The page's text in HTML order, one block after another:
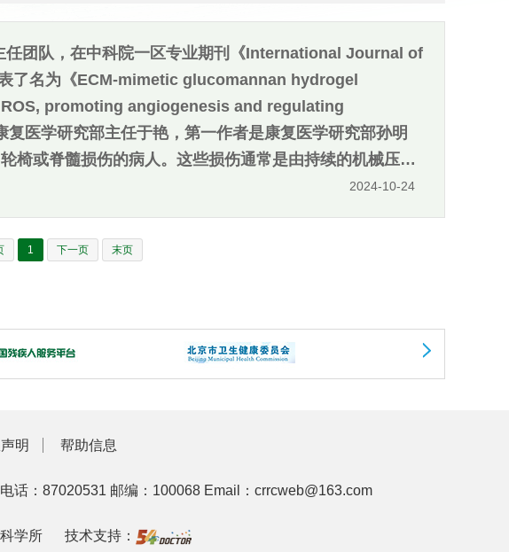
任团队，在中科院一区专业期刊《International Journal of
了名为《ECM-mimetic glucomannan hydrogel
promoting angiogenesis and regulating
医学研究部主任于艳，第一作者是康复医学研究部孙明
椅或脊髓损伤的病人。这些损伤通常是由持续的机械压力
致组织损伤和坏死。在全球范围内，有23 %至30 %的住院
达到这些预期效果的治疗药物非常有限。因此，迫切需要
糖肽水凝胶作为一种多功能敷料，加速压疮伤口愈合的示
、多孔结构、可调节的力学性能和显著的自我修复能
iii）具有优异的抗氧化性能，有效消除ROS，防止细胞损
j.ijbiomac.2024.135776
2024-10-24
1 下一页 末页
明 帮助信息
电话：87020531 邮编：100068 Email：crrcweb@163.com
学所 技术支持：